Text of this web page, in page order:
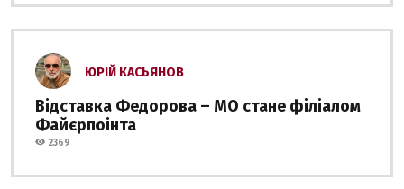
ЮРІЙ КАСЬЯНОВ
Відставка Федорова – МО стане філіалом
Файєрпоінта
2369